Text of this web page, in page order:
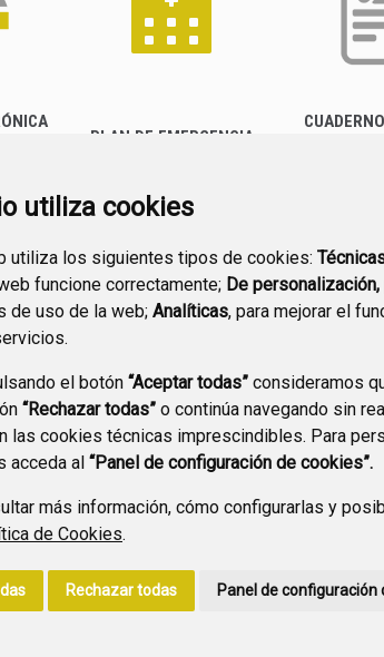
utiliza cookies
utiliza los siguientes tipos de cookies:
funcione correctamente; De personalización,
de uso de la web; Analíticas, para mejorar el
el botón “Aceptar todas” consideramos
“Rechazar todas” o continúa navegando sin
las cookies técnicas imprescindibles. Para
acceda al “Panel de configuración de cookies”.
más información, cómo configurarlas y
de Cookies.
Rechazar todas Panel de configuración
PLAN DE EMERGENCIA
PREGUNTAS
FRECUENTES
PLAN DE